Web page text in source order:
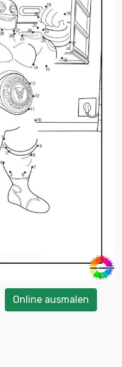
Online ausmalen